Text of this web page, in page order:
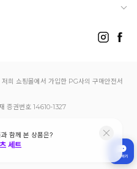
희 쇼핑몰에서 가입한 PG사의 구매안전서
증권번호 14610-1327